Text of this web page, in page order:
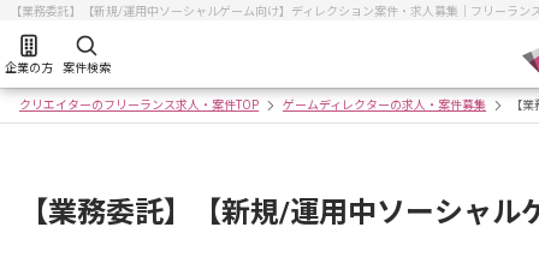
【業務委託】【新規/運用中ソーシャルゲーム向け】ディレクション案件・求人募集｜フリーラ
企業の方 案件検索
クリエイターのフリーランス求人・案件TOP ゲームディレクターの求人・案件募集 【
【業務委託】【新規/運用中ソーシャ